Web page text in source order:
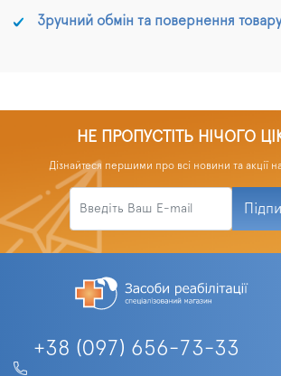
Зручний обмін та повернення товару
НЕ ПРОПУСТІТЬ НІЧОГО
Дізнайтеся першими про всі новини та акції
+38 (097) 656-73-33